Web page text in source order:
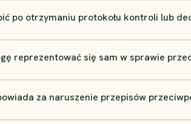
po otrzymaniu protokołu kontroli lub
reprezentować się sam w sprawie
za naruszenie przepisów